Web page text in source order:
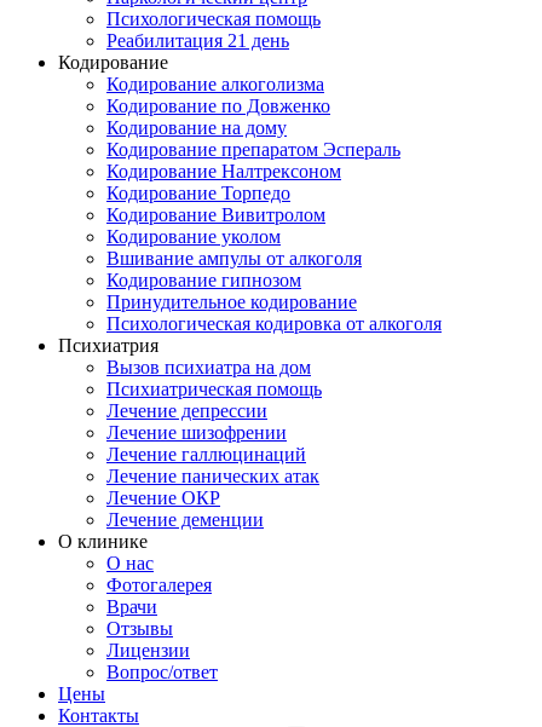
Психологическая помощь
Реабилитация 21 день
Кодирование
Кодирование алкоголизма
Кодирование по Довженко
Кодирование на дому
Кодирование препаратом Эспераль
Кодирование Налтрексоном
Кодирование Торпедо
Кодирование Вивитролом
Кодирование уколом
Вшивание ампулы от алкоголя
Кодирование гипнозом
Принудительное кодирование
Психологическая кодировка от алкоголя
Психиатрия
Вызов психиатра на дом
Психиатрическая помощь
Лечение депрессии
Лечение шизофрении
Лечение галлюцинаций
Лечение панических атак
Лечение ОКР
Лечение деменции
О клинике
О нас
Фотогалерея
Врачи
Отзывы
Лицензии
Вопрос/ответ
Цены
Контакты